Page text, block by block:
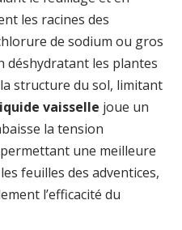
les racines des
de sodium ou gros
déshydratant les plantes
structure du sol, limitant
vaisselle joue un
la tension
une meilleure
feuilles des adventices,
l’efficacité du